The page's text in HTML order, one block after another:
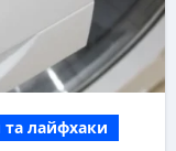
та лайфхаки